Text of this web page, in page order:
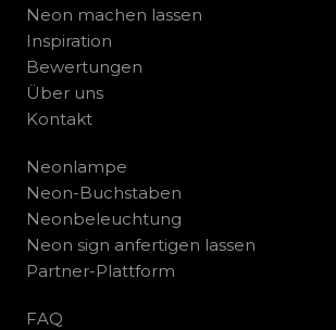
Neon machen lassen
Inspiration
Bewertungen
Über uns
Kontakt
Neonlampe
Neon-Buchstaben
Neonbeleuchtung
Neon sign anfertigen lassen
Partner-Plattform
FAQ